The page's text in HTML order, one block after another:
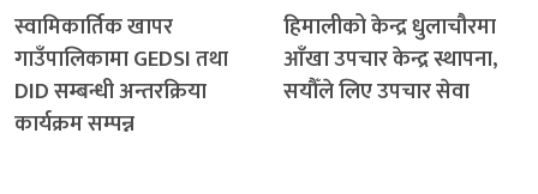
स्वामिकार्तिक खापर
गाउँपालिकामा GEDSI तथा
DID सम्बन्धी अन्तरक्रिया
कार्यक्रम सम्पन्न
हिमालीको केन्द्र धुलाचौरमा
आँखा उपचार केन्द्र स्थापना,
सयौँले लिए उपचार सेवा